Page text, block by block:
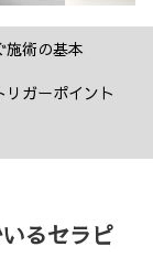
施術の基本
リガーポイント
るセラピ